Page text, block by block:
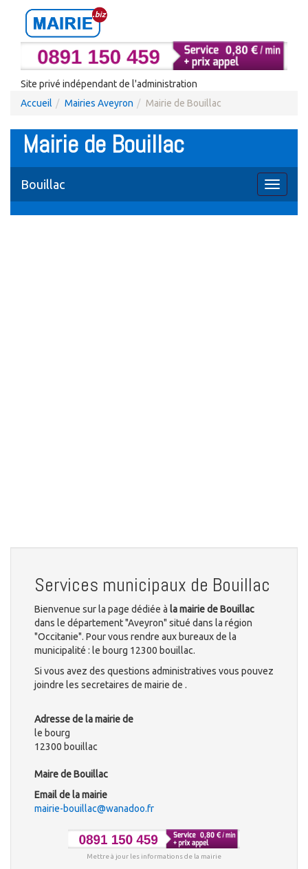
Site privé indépendant de l'administration
Accueil
Mairies Aveyron Mairie de Bouillac
Mairie de Bouillac
Toggle
Bouillac
Services municipaux de Bouillac
Bienvenue sur la page dédiée à la mairie de Bouillac
dans le département "Aveyron" situé dans la région
"Occitanie". Pour vous rendre aux bureaux de la
municipalité : le bourg 12300 bouillac.
Si vous avez des questions administratives vous pouvez
joindre les secretaires de mairie de .
Adresse de la mairie de
le bourg
12300 bouillac
Maire de Bouillac
Email de la mairie
mairie-bouillac@wanadoo.fr
Mettre à jour les informations de la mairie